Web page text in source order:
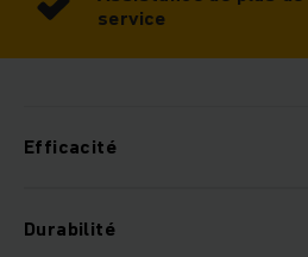
service
Efficacité
Durabilité